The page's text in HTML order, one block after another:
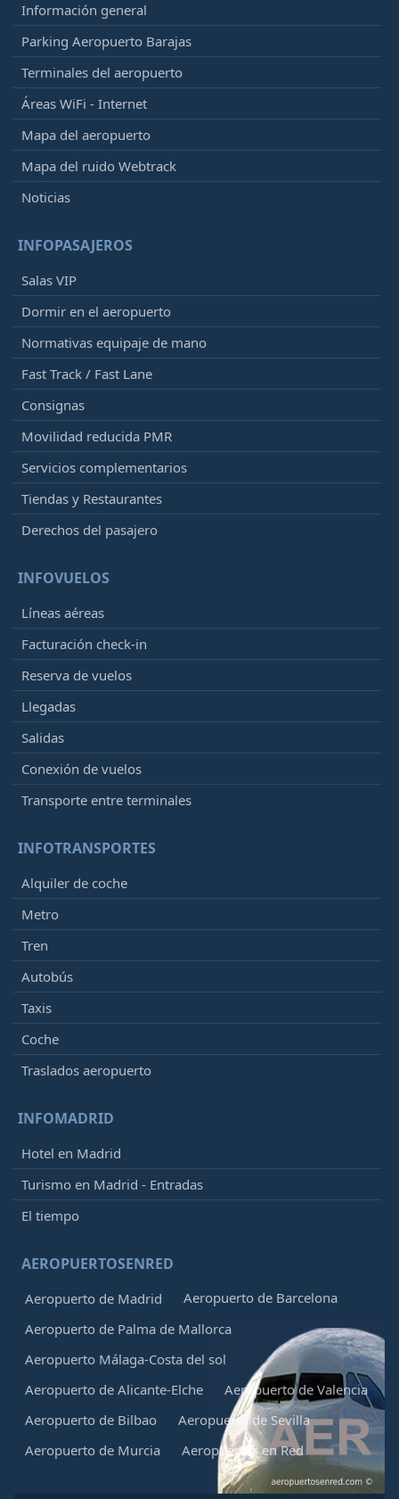
Información general
Parking Aeropuerto Barajas
Terminales del aeropuerto
Áreas WiFi - Internet
Mapa del aeropuerto
Mapa del ruido Webtrack
Noticias
INFOPASAJEROS
Salas VIP
Dormir en el aeropuerto
Normativas equipaje de mano
Fast Track / Fast Lane
Consignas
Movilidad reducida PMR
Servicios complementarios
Tiendas y Restaurantes
Derechos del pasajero
INFOVUELOS
Líneas aéreas
Facturación check-in
Reserva de vuelos
Llegadas
Salidas
Conexión de vuelos
Transporte entre terminales
INFOTRANSPORTES
Alquiler de coche
Metro
Tren
Autobús
Taxis
Coche
Traslados aeropuerto
INFOMADRID
Hotel en Madrid
Turismo en Madrid - Entradas
El tiempo
AEROPUERTOSENRED
Aeropuerto de Madrid
Aeropuerto de Barcelona
Aeropuerto de Palma de Mallorca
Aeropuerto Málaga-Costa del sol
Aeropuerto de Alicante-Elche
Aeropuerto de Valencia
Aeropuerto de Bilbao
Aeropuerto de Sevilla
Aeropuerto de Murcia
Aeropuertos en Red